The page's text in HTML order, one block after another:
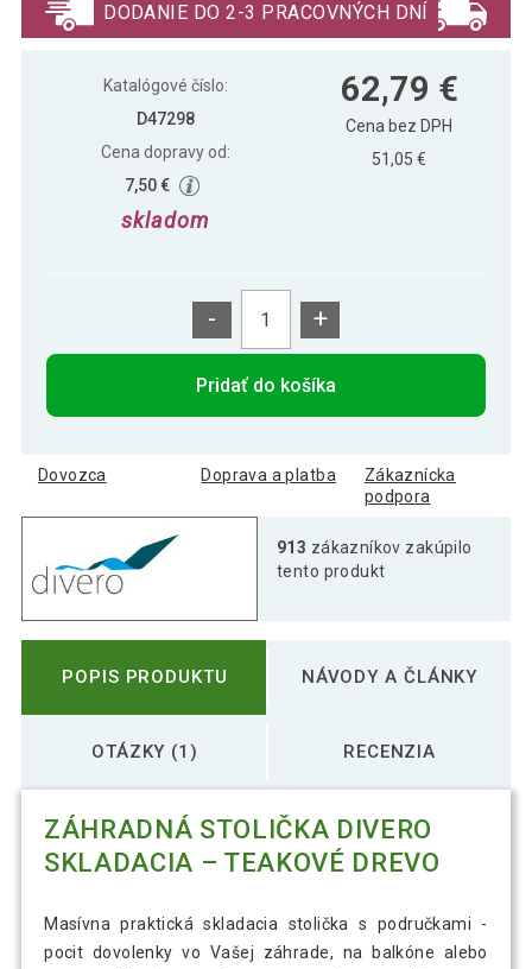
DODANIE DO 2-3 PRACOVNÝCH DNÍ
Katalógové číslo:
D47298
Cena dopravy od:
7,50 €
skladom
62,79 €
Cena bez DPH
51,05 €
- +
Pridať do košíka
Dovozca Doprava a platba
Zákaznícka
podpora
913 zákazníkov zakúpilo
tento produkt
POPIS PRODUKTU NÁVODY A ČLÁNKY
OTÁZKY (1) RECENZIA
ZÁHRADNÁ STOLIČKA DIVERO
SKLADACIA – TEAKOVÉ DREVO
Masívna praktická skladacia stolička s područkami -
pocit dovolenky vo Vašej záhrade, na balkóne alebo